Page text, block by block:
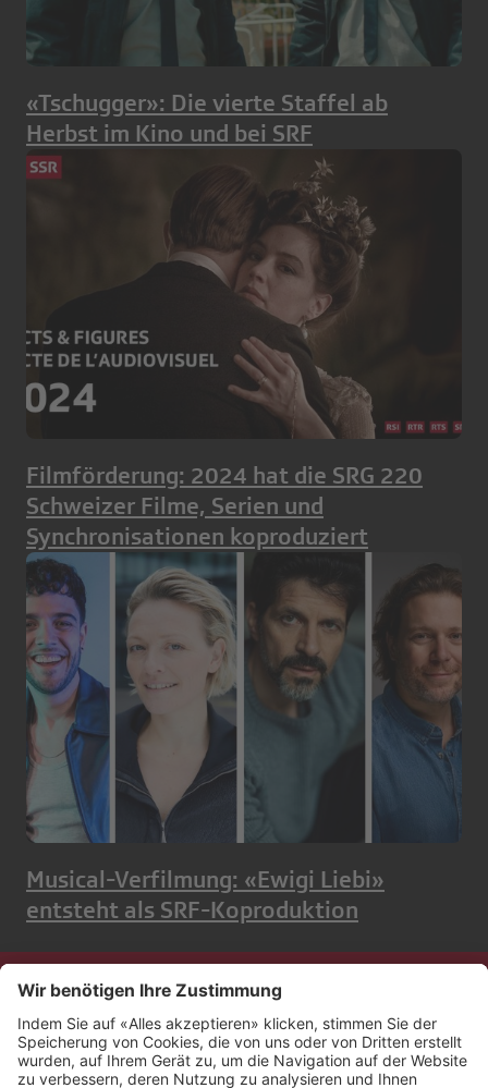
«Tschugger»: Die vierte Staffel ab
Herbst im Kino und bei SRF
Filmförderung: 2024 hat die SRG 220
Schweizer Filme, Serien und
Synchronisationen koproduziert
Musical-Verfilmung: «Ewigi Liebi»
entsteht als SRF-Koproduktion
Kontakt
Impressum